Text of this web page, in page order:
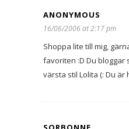
ANONYMOUS
16/06/2006 at 2:17 pm
Shoppa lite till mig,
favoriten :D Du bloggar
värsta stil Lolita (: Du är